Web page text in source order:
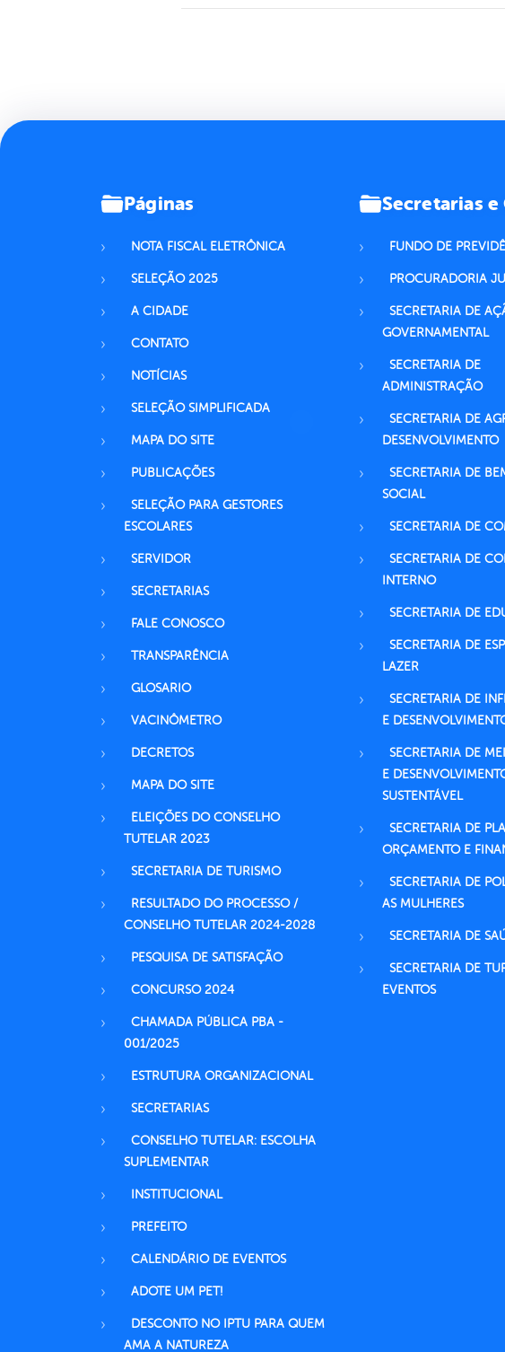
Páginas
NOTA FISCAL ELETRÔNICA
SELEÇÃO 2025
A CIDADE
CONTATO
NOTÍCIAS
SELEÇÃO SIMPLIFICADA
MAPA DO SITE
PUBLICAÇÕES
SELEÇÃO PARA GESTORES
ESCOLARES
SERVIDOR
SECRETARIAS
FALE CONOSCO
TRANSPARÊNCIA
GLOSARIO
VACINÔMETRO
DECRETOS
MAPA DO SITE
ELEIÇÕES DO CONSELHO
TUTELAR 2023
SECRETARIA DE TURISMO
RESULTADO DO PROCESSO /
CONSELHO TUTELAR 2024-2028
PESQUISA DE SATISFAÇÃO
CONCURSO 2024
CHAMADA PÚBLICA PBA -
001/2025
ESTRUTURA ORGANIZACIONAL
SECRETARIAS
CONSELHO TUTELAR: ESCOLHA
SUPLEMENTAR
INSTITUCIONAL
PREFEITO
CALENDÁRIO DE EVENTOS
ADOTE UM PET!
DESCONTO NO IPTU PARA QUEM
AMA A NATUREZA
Secretarias e
FUNDO DE
PROCURADORIA
SECRETARIA DE
GOVERNAMENTAL
SECRETARIA DE
ADMINISTRAÇÃO
SECRETARIA DE
DESENVOLVIMENTO
SECRETARIA DE
SOCIAL
SECRETARIA DE
SECRETARIA DE
INTERNO
SECRETARIA DE
SECRETARIA DE
LAZER
SECRETARIA DE
E
SECRETARIA DE
E
SUSTENTÁVEL
SECRETARIA DE
ORÇAMENTO E
SECRETARIA DE
AS MULHERES
SECRETARIA DE
SECRETARIA DE
EVENTOS